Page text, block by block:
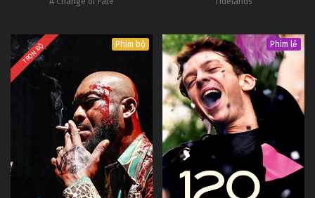
TRỌN BỘ Phim bộ Phim lẻ